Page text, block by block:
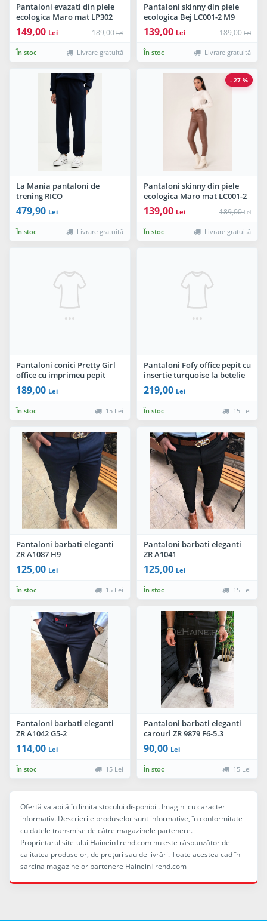
Pantaloni evazati din piele
ecologica Maro mat LP302
M9
149,00 Lei 189,00Lei
În stoc Livrare gratuită
Pantaloni skinny din piele
ecologica Bej LC001-2 M9
139,00 Lei 189,00Lei
În stoc Livrare gratuită
La Mania pantaloni de
trening RICO
479,90 Lei
În stoc Livrare gratuită
Pantaloni skinny din piele
ecologica Maro mat LC001-2
M9
139,00 Lei 189,00Lei
În stoc Livrare gratuită
- 27 %
Pantaloni conici Pretty Girl
office cu imprimeu pepit
189,00 Lei
În stoc 15 Lei
Pantaloni Fofy office pepit cu
insertie turquoise la betelie
219,00 Lei
În stoc 15 Lei
Pantaloni barbati eleganti
ZR A1087 H9
125,00 Lei
În stoc 15 Lei
Pantaloni barbati eleganti
ZR A1041
125,00 Lei
În stoc 15 Lei
Pantaloni barbati eleganti
ZR A1042 G5-2
114,00 Lei
În stoc 15 Lei
Pantaloni barbati eleganti
carouri ZR 9879 F6-5.3
90,00 Lei
În stoc 15 Lei
Ofertă valabilă în limita stocului disponibil. Imagini cu caracter
informativ. Descrierile produselor sunt informative, în conformitate
cu datele transmise de către magazinele partenere.
Proprietarul site-ului HaineinTrend.com nu este răspunzător de
calitatea produselor, de preţuri sau de livrări. Toate acestea cad în
sarcina magazinelor partenere HaineinTrend.com